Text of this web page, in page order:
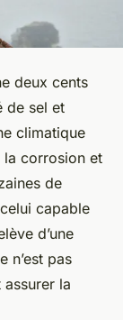
deux cents
de sel et
climatique
la corrosion et
de
capable
d’une
n’est pas
assurer la